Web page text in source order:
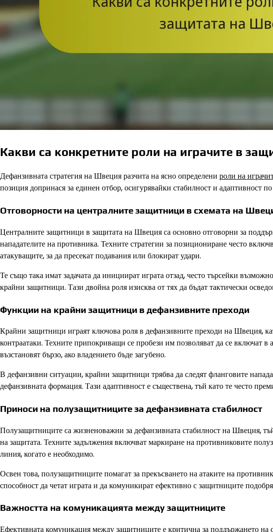
Какви са конкретните роли на играчите в
Дефанзивната стратегия на Швеция разчита на ясно определени роли на
позиция допринася за единен отбор, осигурявайки стабилност и адаптивност
Отговорности на централните защитници в схемата на
Централните защитници в защитата на Швеция са основно отговорни за
нападателите на противника. Техните стратегии за позициониране често
атакуващите, за да пресекат подавания или блокират удари.
Те също така имат задачата да инициират играта отзад, често търсейки
крайни защитници. Тази двойна роля изисква от тях да бъдат тактически
Функции на крайни защитници в дефанзивните преходи
Крайни защитници играят ключова роля в дефанзивните преходи на Швеция,
контраатаки. Техните припокриващи се пробези им позволяват да се включат в
възстановят бързо, ако владението бъде загубено.
В дефанзивни ситуации, крайни защитници трябва да следят фланговите
дефанзивната формация. Тази адаптивност е съществена, тъй като те често
Приноси на полузащитниците за дефанзивната стабилност
Полузащитниците са жизненоважни за дефанзивната стабилност на Швеция,
на защитата. Техните задължения включват маркиране на противниковите
линия, когато е необходимо.
Освен това, полузащитниците помагат за прекъсването на атаките на
способност да четат играта и да комуникират ефективно с защитниците
Важността на комуникацията между защитниците
Ефективната комуникация между защитниците е критична за поддържането на